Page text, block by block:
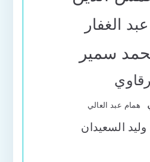
الغفار
سمير
همام عبد العالي
وليد السعيدان